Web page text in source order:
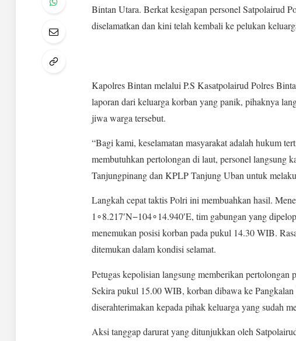
Bintan Utara. Berkat kesigapan personel Satpolairud
diselamatkan dan kini telah kembali ke pelukan
Kapolres Bintan melalui P.S Kasatpolairud Polres
laporan dari keluarga korban yang panik, pihaknya
jiwa warga tersebut.
“Bagi kami, keselamatan masyarakat adalah hukum
membutuhkan pertolongan di laut, personel langsung
Tanjungpinang dan KPLP Tanjung Uban untuk
Langkah cepat taktis Polri ini membuahkan hasil.
1∘8.217′N−104∘14.940′E, tim gabungan yang
menemukan posisi korban pada pukul 14.30 WIB.
ditemukan dalam kondisi selamat.
Petugas kepolisian langsung memberikan
Sekira pukul 15.00 WIB, korban dibawa ke
diserahterimakan kepada pihak keluarga yang sudah
Aksi tanggap darurat yang ditunjukkan oleh